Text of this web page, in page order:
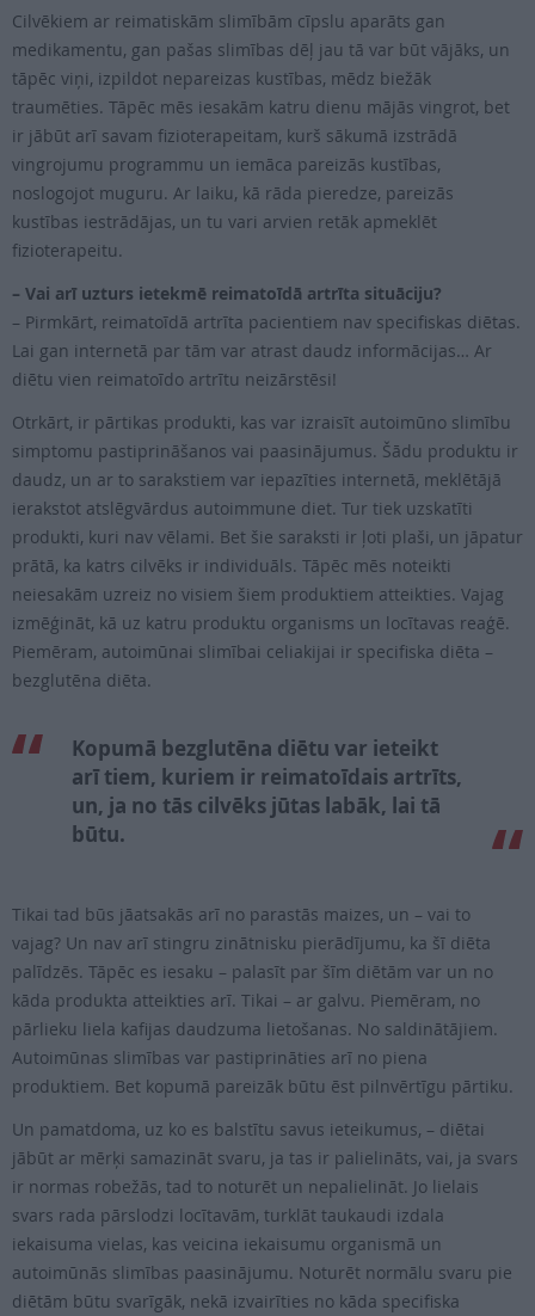
Cilvēkiem ar reimatiskām slimībām cīpslu aparāts gan
medikamentu, gan pašas slimības dēļ jau tā var būt vājāks, un
tāpēc viņi, izpildot nepareizas kustības, mēdz biežāk
traumēties. Tāpēc mēs iesakām katru dienu mājās vingrot, bet
ir jābūt arī savam fizioterapeitam, kurš sākumā izstrādā
vingrojumu programmu un iemāca pareizās kustības,
noslogojot muguru. Ar laiku, kā rāda pieredze, pareizās
kustības iestrādājas, un tu vari arvien retāk apmeklēt
fizioterapeitu.
– Vai arī uzturs ietekmē reimatoīdā artrīta situāciju?
– Pirmkārt, reimatoīdā artrīta pacientiem nav specifiskas diētas.
Lai gan internetā par tām var atrast daudz informācijas… Ar
diētu vien reimatoīdo artrītu neizārstēsi!
Otrkārt, ir pārtikas produkti, kas var izraisīt autoimūno slimību
simptomu pastiprināšanos vai paasinājumus. Šādu produktu ir
daudz, un ar to sarakstiem var iepazīties internetā, meklētājā
ierakstot atslēgvārdus autoimmune diet. Tur tiek uzskatīti
produkti, kuri nav vēlami. Bet šie saraksti ir ļoti plaši, un jāpatur
prātā, ka katrs cilvēks ir individuāls. Tāpēc mēs noteikti
neiesakām uzreiz no visiem šiem produktiem atteikties. Vajag
izmēģināt, kā uz katru produktu organisms un locītavas reaģē.
Piemēram, autoimūnai slimībai celiakijai ir specifiska diēta –
bezglutēna diēta.
Kopumā bezglutēna diētu var ieteikt
arī tiem, kuriem ir reimatoīdais artrīts,
un, ja no tās cilvēks jūtas labāk, lai tā
būtu.
Tikai tad būs jāatsakās arī no parastās maizes, un – vai to
vajag? Un nav arī stingru zinātnisku pierādījumu, ka šī diēta
palīdzēs. Tāpēc es iesaku – palasīt par šīm diētām var un no
kāda produkta atteikties arī. Tikai – ar galvu. Piemēram, no
pārlieku liela kafijas daudzuma lietošanas. No saldinātājiem.
Autoimūnas slimības var pastiprināties arī no piena
produktiem. Bet kopumā pareizāk būtu ēst pilnvērtīgu pārtiku.
Un pamatdoma, uz ko es balstītu savus ieteikumus, – diētai
jābūt ar mērķi samazināt svaru, ja tas ir palielināts, vai, ja svars
ir normas robežās, tad to noturēt un nepalielināt. Jo lielais
svars rada pārslodzi locītavām, turklāt taukaudi izdala
iekaisuma vielas, kas veicina iekaisumu organismā un
autoimūnās slimības paasinājumu. Noturēt normālu svaru pie
diētām būtu svarīgāk, nekā izvairīties no kāda specifiska